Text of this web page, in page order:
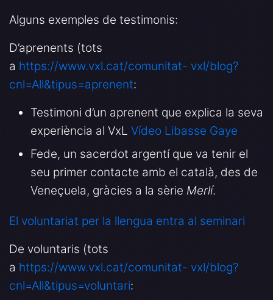
Alguns exemples de testimonis:
D’aprenents (tots
a https://www.vxl.cat/comunitat- vxl/blog?
cnl=All&tipus=aprenent:
Testimoni d’un aprenent que explica la seva
experiència al VxL Vídeo Libasse Gaye
Fede, un sacerdot argentí que va tenir el
seu primer contacte amb el català, des de
Veneçuela, gràcies a la sèrie Merlí.
El voluntariat per la llengua entra al seminari
De voluntaris (tots
a https://www.vxl.cat/comunitat- vxl/blog?
cnl=All&tipus=voluntari: